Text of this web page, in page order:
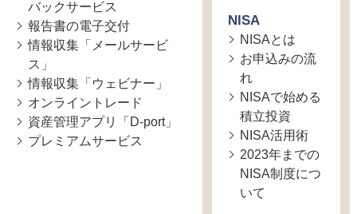
バックサービス
報告書の電子交付
情報収集「メールサービ
ス」
情報収集「ウェビナー」
オンライントレード
資産管理アプリ「D-port」
プレミアムサービス
NISA
NISAとは
お申込みの流
れ
NISAで始める
積立投資
NISA活用術
2023年までの
NISA制度につ
いて